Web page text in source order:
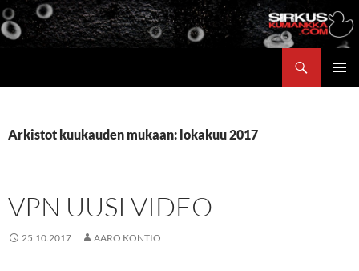
Siirry
sisältöön
Arkistot kuukauden mukaan: lokakuu 2017
VPN UUSI VIDEO
25.10.2017 AARO KONTIO